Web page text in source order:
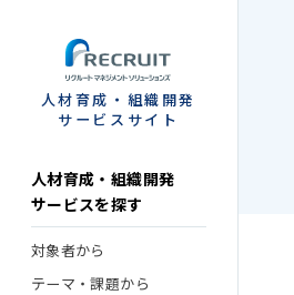
人材育成・組織開発
サービスサイト
人材育成・組織開発
サービスを探す
対象者から
テーマ・課題から